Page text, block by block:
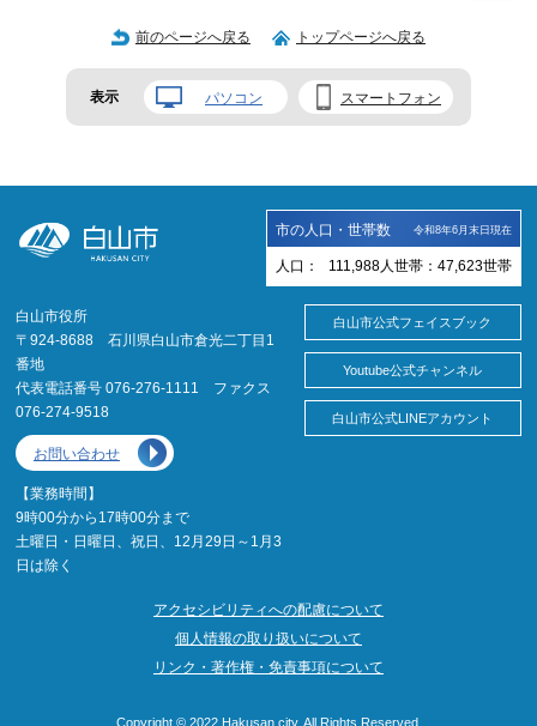
前のページへ戻る トップページへ戻る
表示 パソコン スマートフォン
市の人口・世帯数 令和8年6月末日現在
人口： 111,988 人 世帯： 47,623世帯
白山市役所
〒924-8688 石川県白山市倉光二丁目1
番地
代表電話番号 076-276-1111 ファクス
076-274-9518
お問い合わせ
【業務時間】
9時00分から17時00分まで
土曜日・日曜日、祝日、12月29日～1月3
日は除く
白山市公式フェイスブック
Youtube公式チャンネル
白山市公式LINEアカウント
アクセシビリティへの配慮について
個人情報の取り扱いについて
リンク・著作権・免責事項について
Copyright © 2022 Hakusan city. All Rights Reserved.